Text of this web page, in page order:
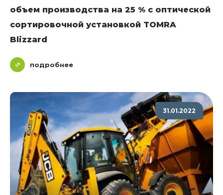
объем производства на 25 % с оптической
сортировочной установкой TOMRA
Blizzard
подробнее
31.01.2022